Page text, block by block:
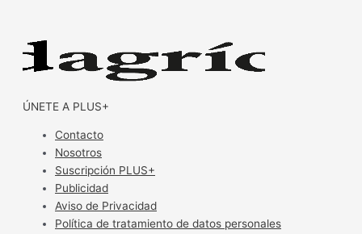
ÚNETE A PLUS+
Contacto
Nosotros
Suscripción PLUS+
Publicidad
Aviso de Privacidad
Política de tratamiento de datos personales